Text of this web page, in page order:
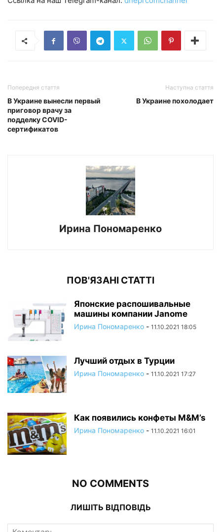
Попередня стаття
В Украине вынесли первый
приговор врачу за
подделку COVID-
сертификатов
Наступна стаття
В Украине похолодает
Ирина Пономаренко
ПОВ'ЯЗАНІ СТАТТІ
Японские распошивальные
машины компании Janome
Ирина Пономаренко - 11.10.2021 18:05
Лучший отдых в Турции
Ирина Пономаренко - 11.10.2021 17:27
Как появились конфеты M&M’s
Ирина Пономаренко - 11.10.2021 16:01
NO COMMENTS
ЛИШІТЬ ВІДПОВІДЬ